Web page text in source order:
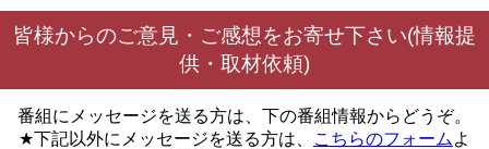
皆様からのご意見・ご感想をお寄せ下さい(情報提
供・取材依頼)
番組にメッセージを送る方は、下の番組情報からどうぞ。
★下記以外にメッセージを送る方は、
こちらのフォーム よ